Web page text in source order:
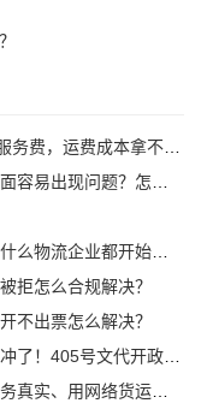
费成本拿不到怎么办？
题？怎么实现合规经营？
选择1%司机运费成本票了？
拒怎么合规解决？
不出票怎么解决？
开政策、试点平台合规破局！
9%运费票就不会有问题嘛？